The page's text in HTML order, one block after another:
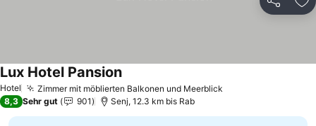
Teilen
Hotel Zimmer mit möblierten Balkonen und Meerblick
Lux Hotel PansionPreise sehen
8,3 Sehr gut 901 Senj, 12.3 km bis Rab